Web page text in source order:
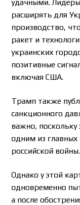
удачными. Лидеры
расширять для
производство,
ракет и
украинских
позитивные
включая США.
Трамп также
санкционного
важно, поскольку
одним из главных
российской войны.
Однако у этой
одновременно
а после